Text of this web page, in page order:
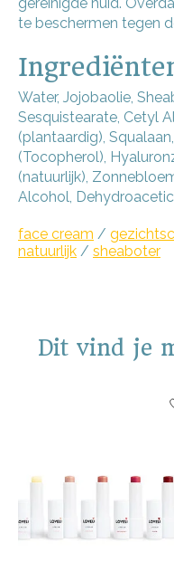
te beschermen tegen
Water, Jojobaolie,
Sesquistearate, Cetyl
(plantaardig), Squalaan,
(Tocopherol),
(natuurlijk),
Alcohol,
face cream /
natuurlijk / sheaboter
Dit vind je
Items van